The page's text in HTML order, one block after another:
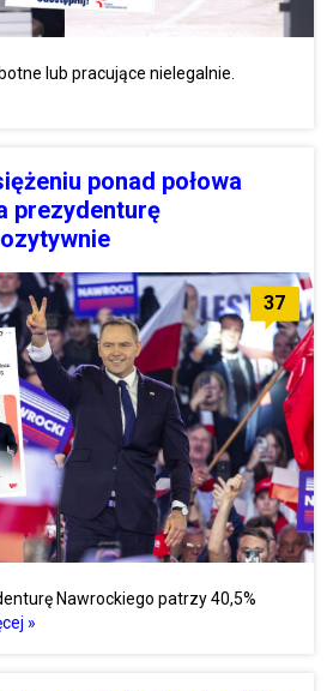
lub pracujące nielegalnie.
ponad połowa
prezydenturę
37
Nawrockiego patrzy 40,5%
»